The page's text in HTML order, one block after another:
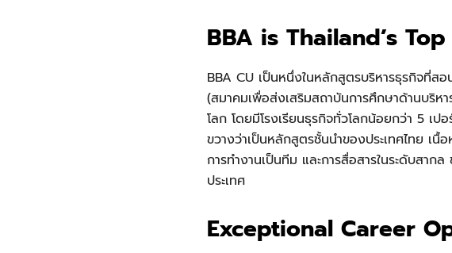
BBA is Thailand’s
BBA CU เป็นหนึ่งในหลักสูตรบริหารธุรกิจที่ส
(สมาคมเพื่อส่งเสริมสถาบันการศึกษาด้านบริห
โลก โดยมีโรงเรียนธุรกิจทั่วโลกน้อยกว่า 5 เ
ขวางว่าเป็นหลักสูตรชั้นนำของประเทศไทย เ
การทำงานเป็นทีม และการสื่อสารในระดับสา
ประเทศ
Exceptional Career